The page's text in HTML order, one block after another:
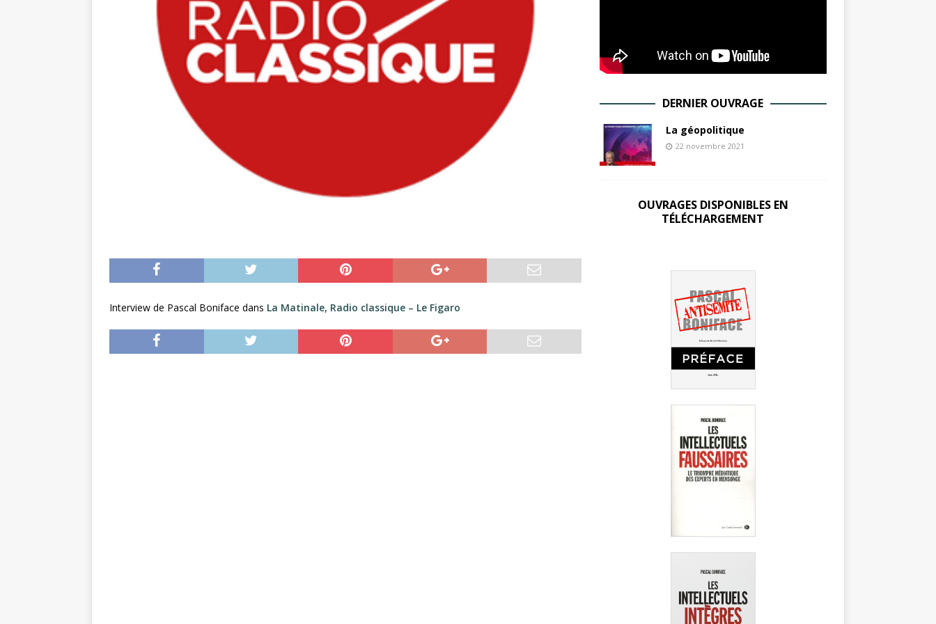
Interview de Pascal Boniface dans La Matinale, Radio classique – Le Figaro
DERNIER OUVRAGE
La géopolitique
22 novembre 2021
OUVRAGES DISPONIBLES EN
TÉLÉCHARGEMENT